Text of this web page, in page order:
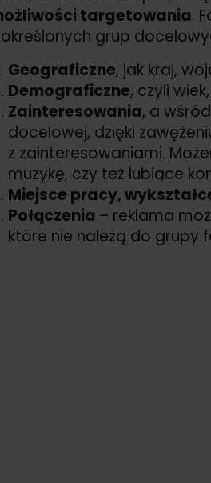
targetowania.
grup
Geograficzne, jak kraj,
Demograficzne, czyli
Zainteresowania, a
docelowej, dzięki
z zainteresowaniami.
muzykę, czy też lubiące
Miejsce pracy,
Połączenia – reklama
które nie należą do grupy